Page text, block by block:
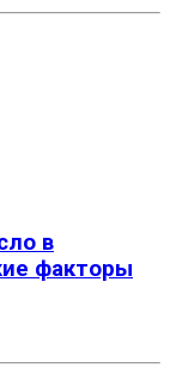
в
факторы